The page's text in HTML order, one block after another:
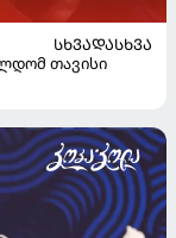
ᲡᲮᲕᲐᲓᲐᲡᲮᲕᲐ
თავისი